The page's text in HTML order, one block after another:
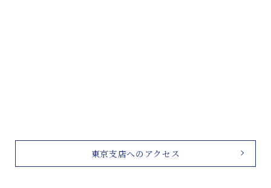
東京支店へのアクセス